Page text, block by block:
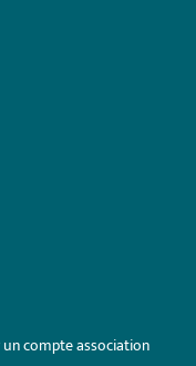
compte association